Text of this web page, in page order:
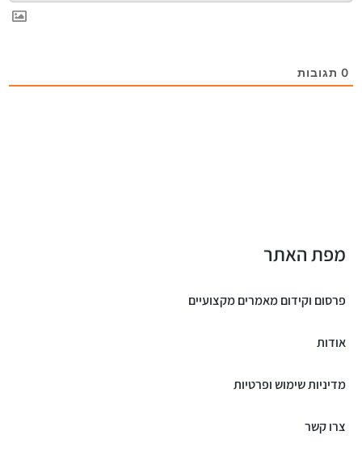
0תגובות
מפת האתר
פרסום וקידום מאמרים מקצועיים
אודות
מדיניות שימוש ופרטיות
צרו קשר